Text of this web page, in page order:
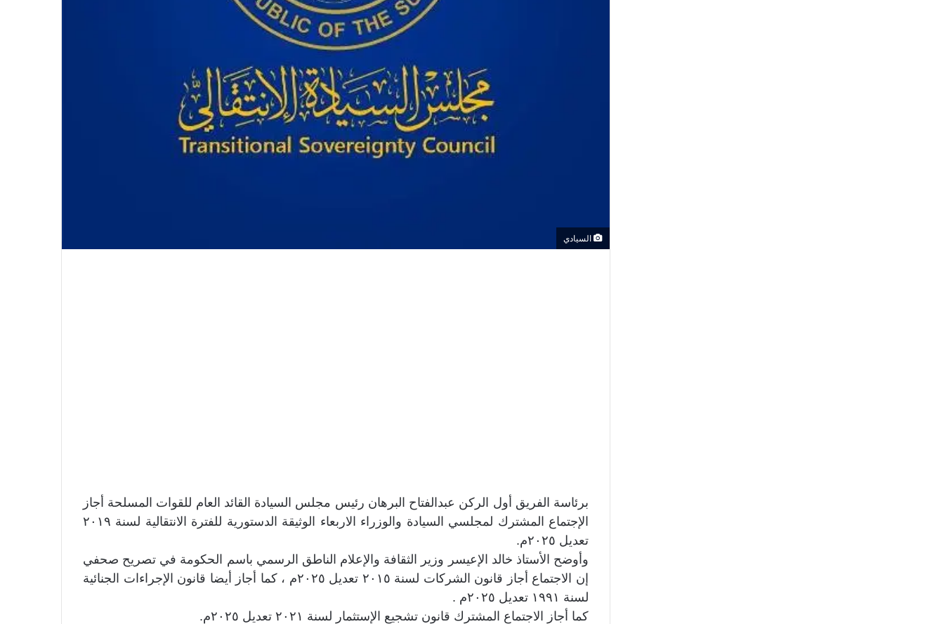
السيادي
برئاسة الفريق أول الركن عبدالفتاح البرهان رئيس مجلس السيادة القائد العام للقوات المسلحة أجاز
الإجتماع المشترك لمجلسي السيادة والوزراء الاربعاء الوثيقة الدستورية للفترة الانتقالية لسنة ٢٠١٩
تعديل ٢٠٢٥م.
وأوضح الأستاذ خالد الإعيسر وزير الثقافة والإعلام الناطق الرسمي باسم الحكومة في تصريح صحفي
إن الاجتماع أجاز قانون الشركات لسنة ٢٠١٥ تعديل ٢٠٢٥م ، كما أجاز أيضا قانون الإجراءات الجنائية
لسنة ١٩٩١ تعديل ٢٠٢٥م .
كما أجاز الاجتماع المشترك قانون تشجيع الإستثمار لسنة ٢٠٢١ تعديل ٢٠٢٥م.